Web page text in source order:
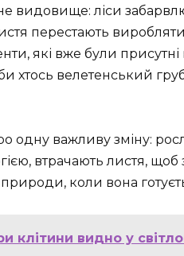
видовище: ліси
перестають
які вже були
хтось велетенський
одну важливу зміну:
втрачають листя,
коли вона
клітини видно у